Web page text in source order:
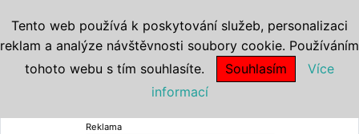
Reklama
Tento web používá k poskytování služeb, personalizaci
reklam a analýze návštěvnosti soubory cookie. Používáním
tohoto webu s tím souhlasíte.
Souhlasím
Více
informací